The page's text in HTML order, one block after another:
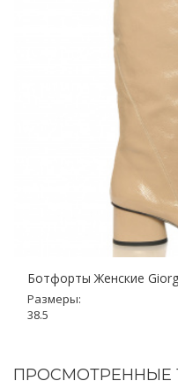
Ботфорты Женские
Размеры:
38.5
ПРОСМОТРЕННЫЕ